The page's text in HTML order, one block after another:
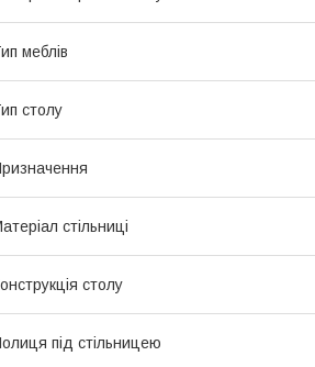
меблів
столу
стільниці
столу
під стільницею